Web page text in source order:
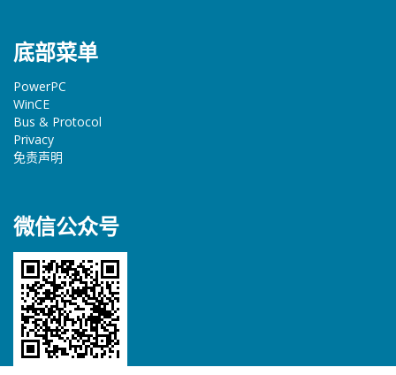
底部菜单
PowerPC
WinCE
Bus & Protocol
Privacy
免责声明
微信公众号